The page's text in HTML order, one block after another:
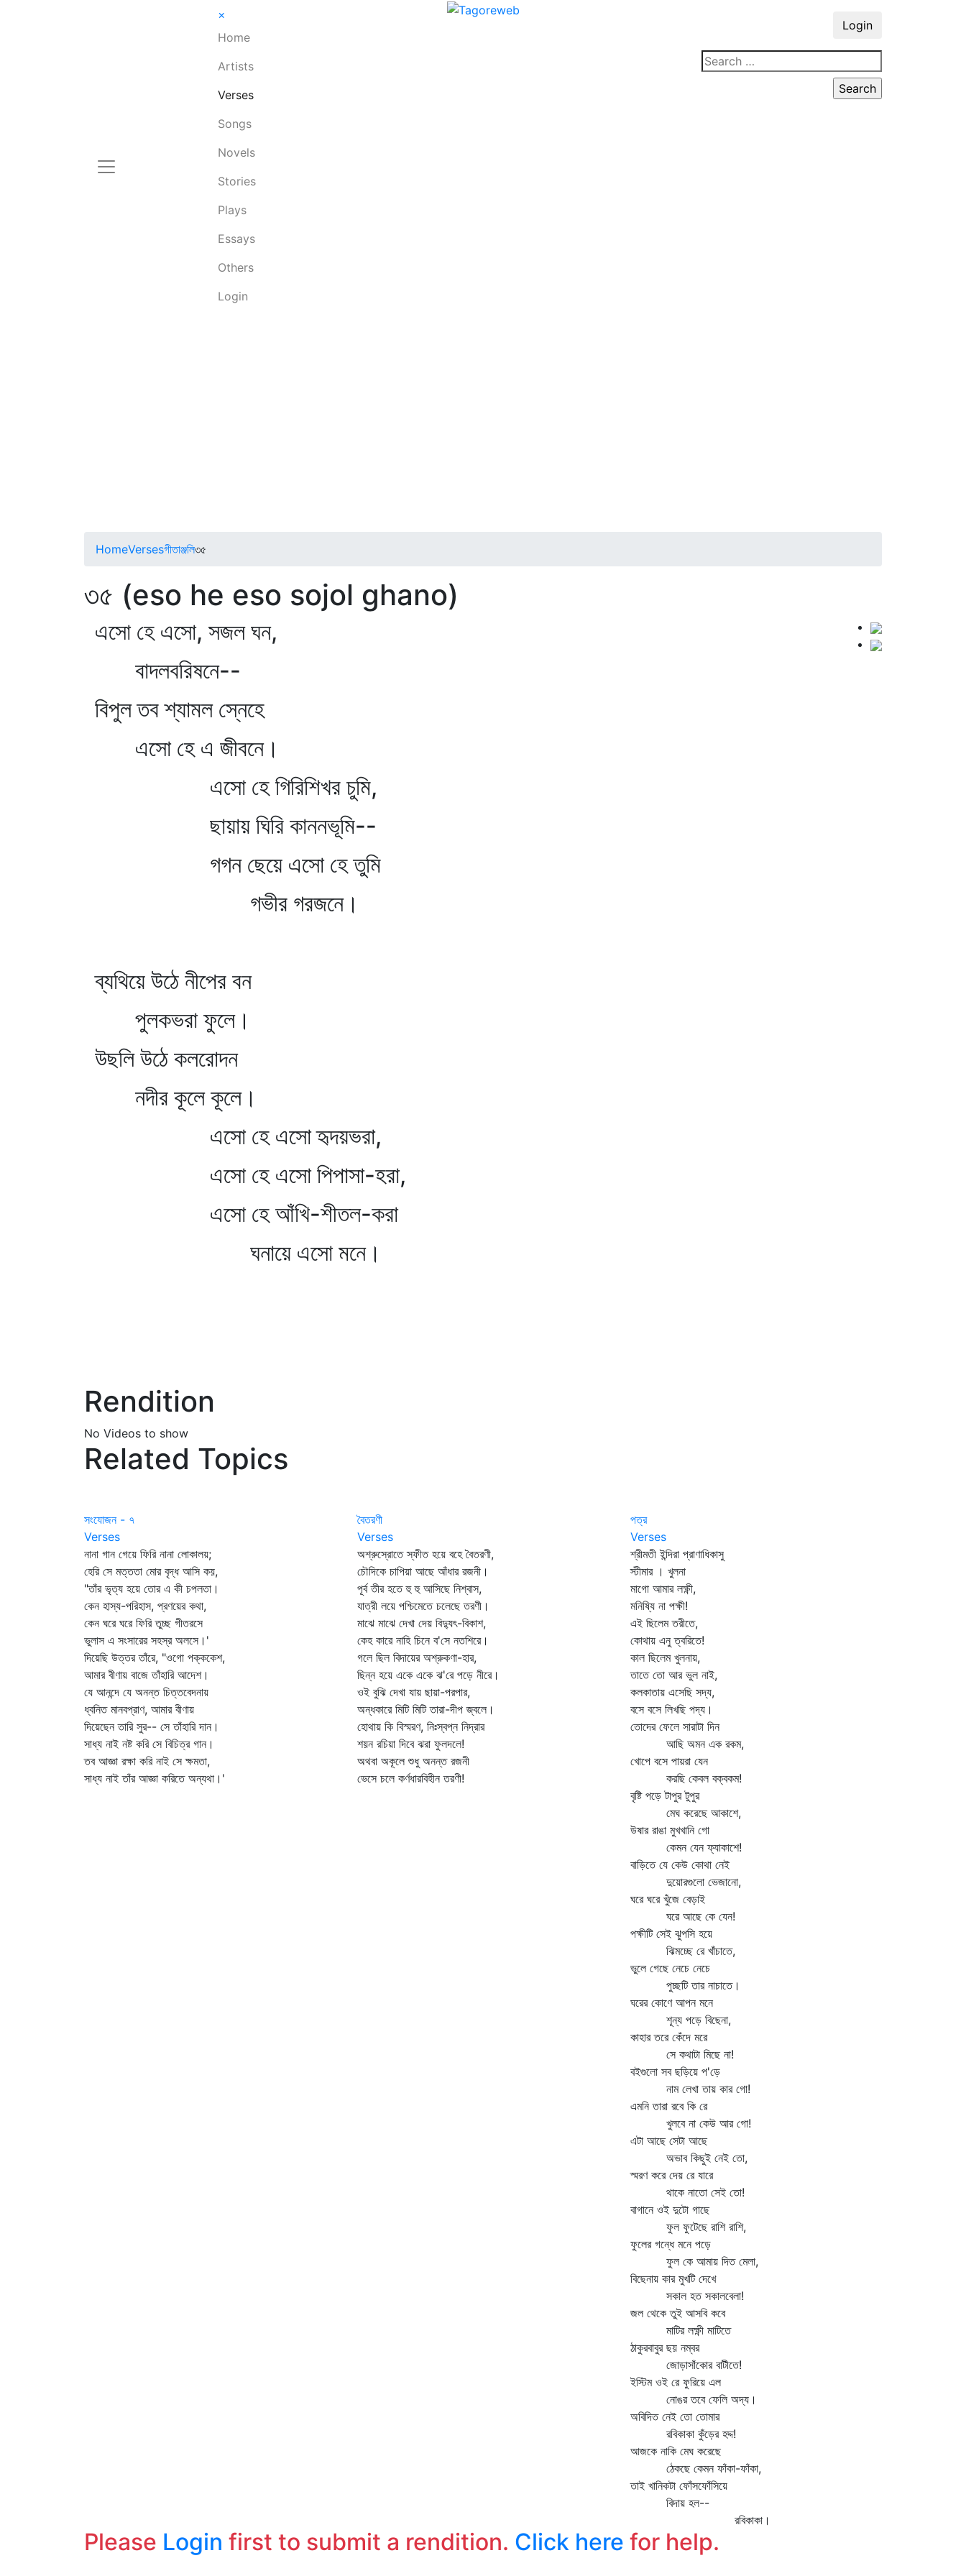
×
Home
Artists
Verses
Songs
Novels
Stories
Plays
Essays
Others
Login
Login
HomeVersesগীতাঞ্জলি৩৫
৩৫ (eso he eso sojol ghano)
এসো হে এসো, সজল ঘন,
বাদলবরিষনে--
বিপুল তব শ্যামল স্নেহে
এসো হে এ জীবনে।
এসো হে গিরিশিখর চুমি,
ছায়ায় ঘিরি কাননভূমি--
গগন ছেয়ে এসো হে তুমি
গভীর গরজনে।
ব্যথিয়ে উঠে নীপের বন
পুলকভরা ফুলে।
উছলি উঠে কলরোদন
নদীর কূলে কূলে।
এসো হে এসো হৃদয়ভরা,
এসো হে এসো পিপাসা-হরা,
এসো হে আঁখি-শীতল-করা
ঘনায়ে এসো মনে।
Rendition
No Videos to show
Related Topics
সংযোজন - ৭
Verses
নানা গান গেয়ে ফিরি নানা লোকালয়;
হেরি সে মত্ততা মোর বৃদ্ধ আসি কয়,
"তাঁর ভৃত্য হয়ে তোর এ কী চপলতা।
কেন হাস্য-পরিহাস, প্রণয়ের কথা,
কেন ঘরে ঘরে ফিরি তুচ্ছ গীতরসে
ভুলাস এ সংসারের সহস্র অলসে।'
দিয়েছি উত্তর তাঁরে, "ওগো পক্ককেশ,
আমার বীণায় বাজে তাঁহারি আদেশ।
যে আনন্দে যে অনন্ত চিত্তবেদনায়
ধ্বনিত মানবপ্রাণ, আমার বীণায়
দিয়েছেন তারি সুর-- সে তাঁহারি দান।
সাধ্য নাই নষ্ট করি সে বিচিত্র গান।
তব আজ্ঞা রক্ষা করি নাই সে ক্ষমতা,
সাধ্য নাই তাঁর আজ্ঞা করিতে অন্যথা।'
বৈতরণী
Verses
অশ্রুস্রোতে স্ফীত হয়ে বহে বৈতরণী,
চৌদিকে চাপিয়া আছে আঁধার রজনী।
পূর্ব তীর হতে হু হু আসিছে নিশ্বাস,
যাত্রী লয়ে পশ্চিমেতে চলেছে তরণী।
মাঝে মাঝে দেখা দেয় বিদ্যুৎ-বিকাশ,
কেহ কারে নাহি চিনে ব'সে নতশিরে।
গলে ছিল বিদায়ের অশ্রুকণা-হার,
ছিন্ন হয়ে একে একে ঝ'রে পড়ে নীরে।
ওই বুঝি দেখা যায় ছায়া-পরপার,
অন্ধকারে মিটি মিটি তারা-দীপ জ্বলে।
হোথায় কি বিস্মরণ, নিঃস্বপ্ন নিদ্রার
শয়ন রচিয়া দিবে ঝরা ফুলদলে!
অথবা অকূলে শুধু অনন্ত রজনী
ভেসে চলে কর্ণধারবিহীন তরণী!
পত্র
Verses
শ্রীমতী ইন্দিরা প্রাণাধিকাসু
স্টীমার । খুলনা
মাগো আমার লক্ষ্ণী,
মনিষ্যি না পক্ষী!
এই ছিলেম তরীতে,
কোথায় এনু ত্বরিতে!
কাল ছিলেম খুলনায়,
তাতে তো আর ভুল নাই,
কলকাতায় এসেছি সদ্য,
বসে বসে লিখছি পদ্য।
তোদের ফেলে সারাটা দিন
আছি অমন এক রকম,
খোপে বসে পায়রা যেন
করছি কেবল বক্‌বকম!
বৃষ্টি পড়ে টাপুর টুপুর
মেঘ করেছে আকাশে,
উষার রাঙা মুখখানি গো
কেমন যেন ফ্যাকাশে!
বাড়িতে যে কেউ কোথা নেই
দুয়োরগুলো ভেজানো,
ঘরে ঘরে খুঁজে বেড়াই
ঘরে আছে কে যেন!
পক্ষীটি সেই ঝুপসি হয়ে
ঝিমচ্ছে রে খাঁচাতে,
ভুলে গেছে নেচে নেচে
পুচ্ছটি তার নাচাতে।
ঘরের কোণে আপন মনে
শূন্য পড়ে বিছেনা,
কাহার তরে কেঁদে মরে
সে কথাটা মিছে না!
বইগুলো সব ছড়িয়ে প'ড়ে
নাম লেখা তায় কার গো!
এমনি তারা রবে কি রে
খুলবে না কেউ আর গো!
এটা আছে সেটা আছে
অভাব কিছুই নেই তো,
স্মরণ করে দেয় রে যারে
থাকে নাতো সেই তো!
বাগানে ওই দুটো গাছে
ফুল ফুটেছে রাশি রাশি,
ফুলের গন্ধে মনে পড়ে
ফুল কে আমায় দিত মেলা,
বিছেনায় কার মুখটি দেখে
সকাল হত সকালবেলা!
জল থেকে তুই আসবি কবে
মাটির লক্ষ্ণী মাটিতে
ঠাকুরবাবুর ছয় নম্বর
জোড়াসাঁকোর বাটীতে!
ইস্টিম ওই রে ফুরিয়ে এল
নোঙর তবে ফেলি অদ্য।
অবিদিত নেই তো তোমার
রবিকাকা কুঁড়ের হদ্দ!
আজকে নাকি মেঘ করেছে
ঠেকছে কেমন ফাঁকা-ফাঁকা,
তাই খানিকটা ফোঁসফোঁসিয়ে
বিদায় হল--
রবিকাকা।
Please Login first to submit a rendition. Click here for help.